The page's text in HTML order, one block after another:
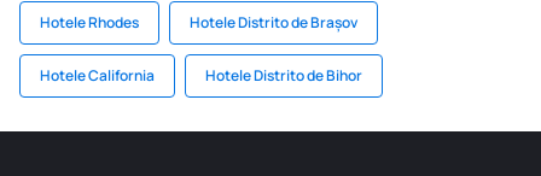
Hotele Rhodes Hotele Distrito de Brașov
Hotele California Hotele Distrito de Bihor